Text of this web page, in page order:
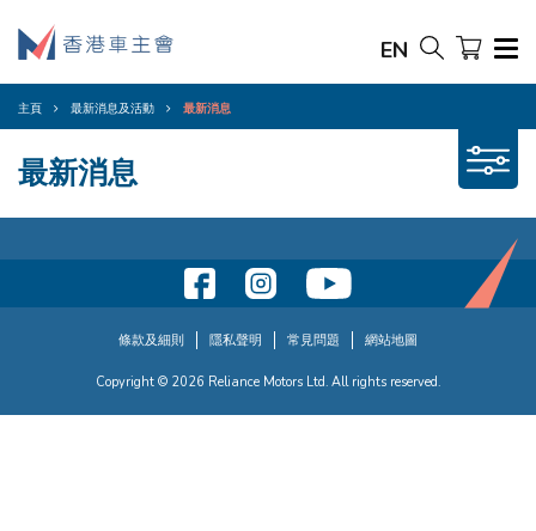
EN
主頁 最新消息及活動 最新消息
最新消息
條款及細則 隱私聲明 常見問題 網站地圖
Copyright © 2026 Reliance Motors Ltd. All rights reserved.